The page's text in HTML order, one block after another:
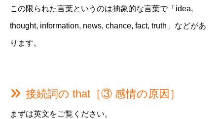
この限られた言葉というのは抽象的な言葉で「idea,
thought, information, news, chance, fact, truth」などがあ
ります。
接続詞の that［③ 感情の原因］
まずは英文をご覧ください。